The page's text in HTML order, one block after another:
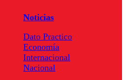
Noticias
Dato Practico
Economía
Internacional
Nacional